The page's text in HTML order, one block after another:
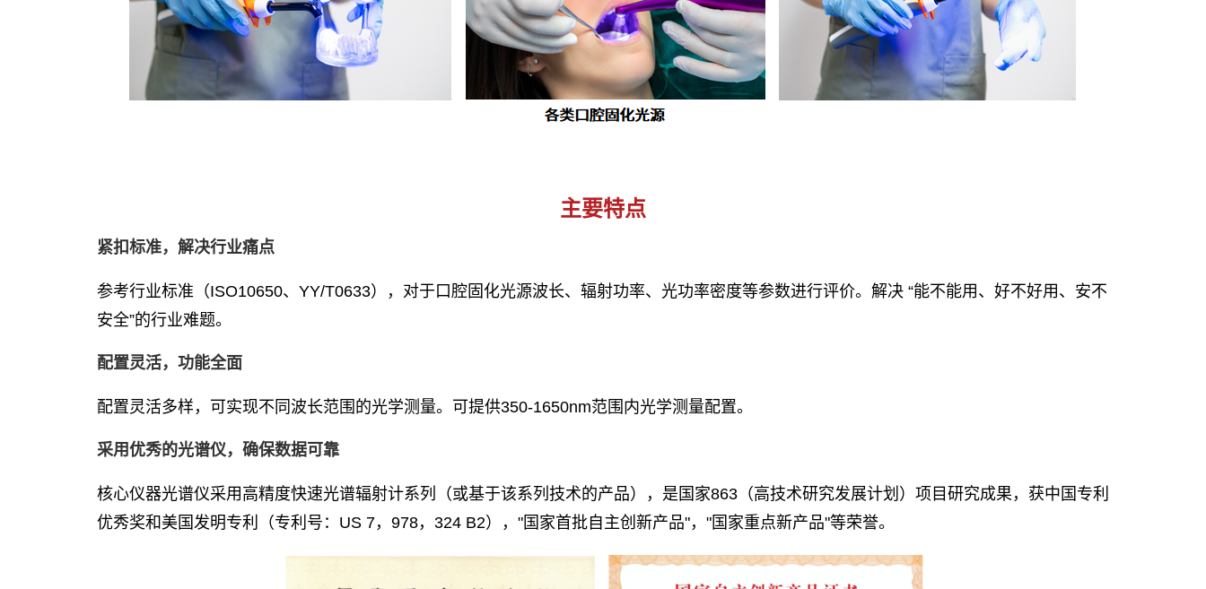
主要特点
紧扣标准，解决行业痛点
参考行业标准（ISO10650、YY/T0633），对于口腔固化光源波长、辐射功率、光功率密度等参数进行评价。解决 “能不能用、好不好用、安不
安全”的行业难题。
配置灵活，功能全面
配置灵活多样，可实现不同波长范围的光学测量。可提供350-1650nm范围内光学测量配置。
采用优秀的光谱仪，确保数据可靠
核心仪器光谱仪采用高精度快速光谱辐射计系列（或基于该系列技术的产品），是国家863（高技术研究发展计划）项目研究成果，获中国专利
优秀奖和美国发明专利（专利号：US 7，978，324 B2），"国家首批自主创新产品"，"国家重点新产品"等荣誉。